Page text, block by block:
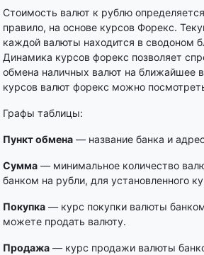
Стоимость валют к рублю
правило, на основе курсов Форекс.
каждой валюты находится в сводоном
Динамика курсов форекс позволяет
обмена наличных валют на ближайшее
курсов валют форекс можно
Графы таблицы:
Пункт обмена — название банка и
Сумма — минимальное количество
банком на рубли, для установленного
Покупка — курс покупки валюты
можете продать валюту.
Продажа — курс продажи валюты